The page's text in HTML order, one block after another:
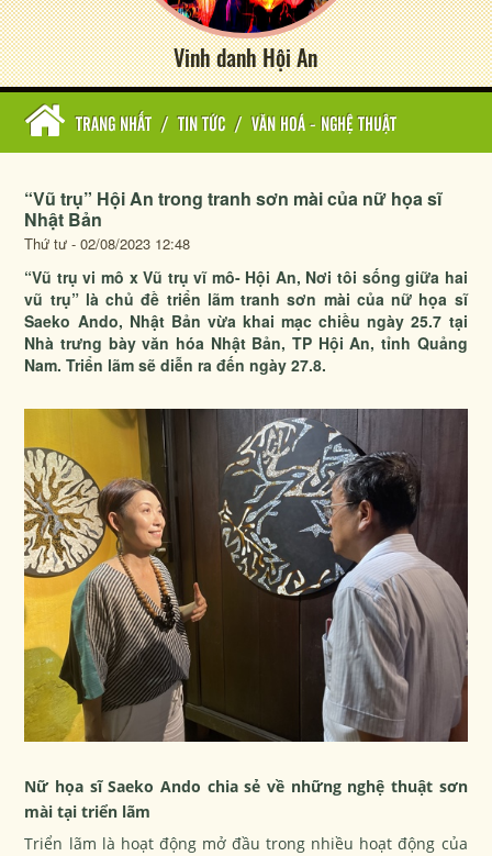
Vinh danh Hội An
TRANG NHẤT / TIN TỨC / VĂN HOÁ - NGHỆ THUẬT
“Vũ trụ” Hội An trong tranh sơn mài của nữ họa sĩ
Nhật Bản
Thứ tư - 02/08/2023 12:48
“Vũ trụ vi mô x Vũ trụ vĩ mô- Hội An, Nơi tôi sống giữa hai
vũ trụ” là chủ đề triển lãm tranh sơn mài của nữ họa sĩ
Saeko Ando, Nhật Bản vừa khai mạc chiều ngày 25.7 tại
Nhà trưng bày văn hóa Nhật Bản, TP Hội An, tỉnh Quảng
Nam. Triển lãm sẽ diễn ra đến ngày 27.8.
Nữ họa sĩ Saeko Ando chia sẻ về những nghệ thuật sơn
mài tại triển lãm
Triển lãm là hoạt động mở đầu trong nhiều hoạt động của